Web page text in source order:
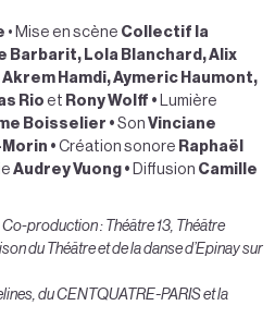
• Mise en scène Collectif la
Barbarit, Lola Blanchard, Alix
Hamdi, Aymeric Haumont,
Rio et Rony Wolff • Lumière
Boisselier • Son Vinciane
• Création sonore Raphaël
Audrey Vuong • Diffusion Camille
production : Théâtre 13, Théâtre
du Théâtre et de la danse d’Epinay sur
du CENTQUATRE-PARIS et la